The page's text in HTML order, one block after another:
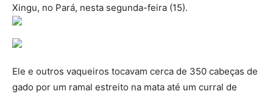
Xingu, no Pará, nesta segunda-feira (15).
Ele e outros vaqueiros tocavam cerca de 350 cabeças de
gado por um ramal estreito na mata até um curral de